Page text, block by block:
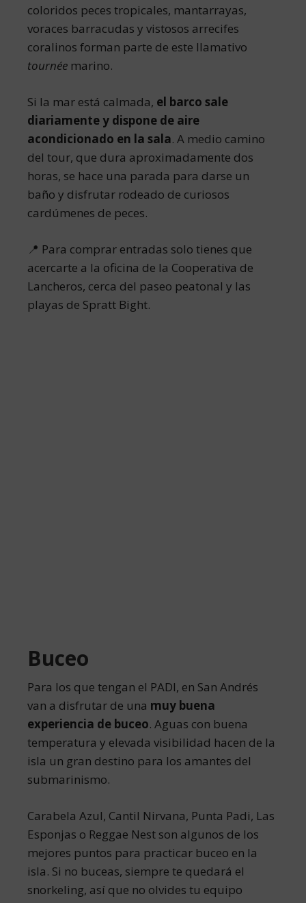
coloridos peces tropicales, mantarrayas,
voraces barracudas y vistosos arrecifes
coralinos forman parte de este llamativo
tournée marino.
Si la mar está calmada, el barco sale
diariamente y dispone de aire
acondicionado en la sala. A medio camino
del tour, que dura aproximadamente dos
horas, se hace una parada para darse un
baño y disfrutar rodeado de curiosos
cardúmenes de peces.
📍 Para comprar entradas solo tienes que
acercarte a la oficina de la Cooperativa de
Lancheros, cerca del paseo peatonal y las
playas de Spratt Bight.
Buceo
Para los que tengan el PADI, en San Andrés
van a disfrutar de una muy buena
experiencia de buceo. Aguas con buena
temperatura y elevada visibilidad hacen de la
isla un gran destino para los amantes del
submarinismo.
Carabela Azul, Cantil Nirvana, Punta Padi, Las
Esponjas o Reggae Nest son algunos de los
mejores puntos para practicar buceo en la
isla. Si no buceas, siempre te quedará el
snorkeling, así que no olvides tu equipo